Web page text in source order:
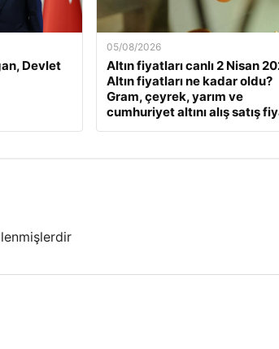
Devlet
05/08/2026
Altın fiyatları canlı 2 Nisan
Altın fiyatları ne kadar oldu?
Gram, çeyrek, yarım ve
cumhuriyet altını alış satış